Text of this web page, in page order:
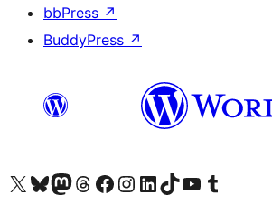
bbPress ↗
BuddyPress ↗
Truy cập tài khoản X (trước đây là Twitter) của chúng tôiVisit our Bluesky account
Visit our Mastodon account
Visit our Threads account
Xem trang Facebook của chúng tôiTruy cập tài khoản Instagram của chúng tôiTruy cập tài khoản LinkedIn của chúng tôiVisit our TikTok account
Truy cập kênh YouTube của chúng tôi Visit our Tumblr account